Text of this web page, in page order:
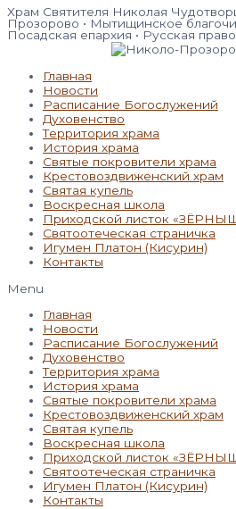
Храм Святителя Николая
Прозорово • Мытищинское
Посадская епархия • Русская
Главная
Новости
Расписание Богослужений
Духовенство
Территория храма
История храма
Святые покровители храма
Крестовоздвиженский храм
Святая купель
Воскресная школа
Приходской листок
Святоотеческая страничка
Игумен Платон (Кисурин)
Контакты
Menu
Главная
Новости
Расписание Богослужений
Духовенство
Территория храма
История храма
Святые покровители храма
Крестовоздвиженский храм
Святая купель
Воскресная школа
Приходской листок
Святоотеческая страничка
Игумен Платон (Кисурин)
Контакты